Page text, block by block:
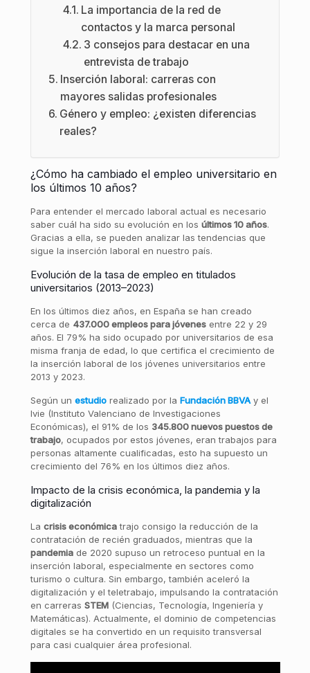
La importancia de la red de
contactos y la marca personal
3 consejos para destacar en una
entrevista de trabajo
Inserción laboral: carreras con
mayores salidas profesionales
Género y empleo: ¿existen diferencias
reales?
¿Cómo ha cambiado el empleo universitario en
los últimos 10 años?
Para entender el mercado laboral actual es necesario
saber cuál ha sido su evolución en los últimos 10 años.
Gracias a ella, se pueden analizar las tendencias que
sigue la inserción laboral en nuestro país.
Evolución de la tasa de empleo en titulados
universitarios (2013–2023)
En los últimos diez años, en España se han creado
cerca de 437.000 empleos para jóvenesentre 22 y 29
años. El 79% ha sido ocupado por universitarios de esa
misma franja de edad, lo que certifica el crecimiento de
la inserción laboral de los jóvenes universitarios entre
2013 y 2023.
Según un estudiorealizado por la Fundación BBVAy el
Ivie (Instituto Valenciano de Investigaciones
Económicas), el 91% de los 345.800 nuevos puestos de
trabajo, ocupados por estos jóvenes, eran trabajos para
personas altamente cualificadas, esto ha supuesto un
crecimiento del 76% en los últimos diez años.
Impacto de la crisis económica, la pandemia y la
digitalización
La crisis económicatrajo consigo la reducción de la
contratación de recién graduados, mientras que la
pandemiade 2020 supuso un retroceso puntual en la
inserción laboral, especialmente en sectores como
turismo o cultura. Sin embargo, también aceleró la
digitalización y el teletrabajo, impulsando la contratación
en carreras STEM(Ciencias, Tecnología, Ingeniería y
Matemáticas). Actualmente, el dominio de competencias
digitales se ha convertido en un requisito transversal
para casi cualquier área profesional.